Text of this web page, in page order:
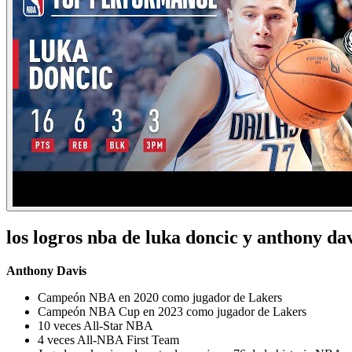
los logros nba de luka doncic y anthony
Anthony Davis
Campeón NBA en 2020 como jugador de Lakers
Campeón NBA Cup en 2023 como jugador de Lakers
10 veces All-Star NBA
4 veces All-NBA First Team